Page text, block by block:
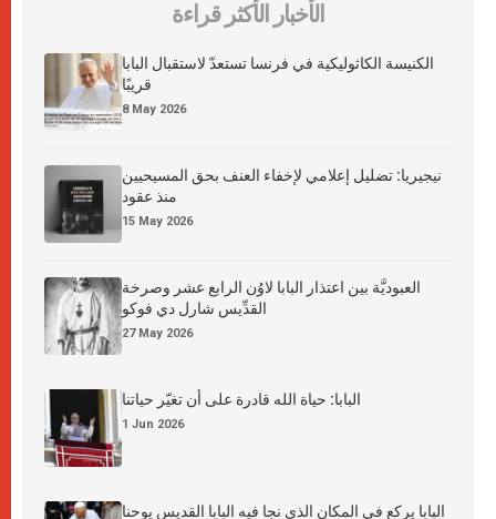
الأخبار الأكثر قراءة
الكنيسة الكاثوليكية في فرنسا تستعدّ لاستقبال البابا
قريبًا
8 May 2026
نيجيريا: تضليل إعلامي لإخفاء العنف بحق المسيحيين
منذ عقود
15 May 2026
العبوديَّة بين اعتذار البابا لاوُن الرابع عشر وصرخة
القدِّيس شارل دي فوكو
27 May 2026
البابا: حياة الله قادرة على أن تغيّر حياتنا
1 Jun 2026
البابا يركع في المكان الذي نجا فيه البابا القديس يوحنا